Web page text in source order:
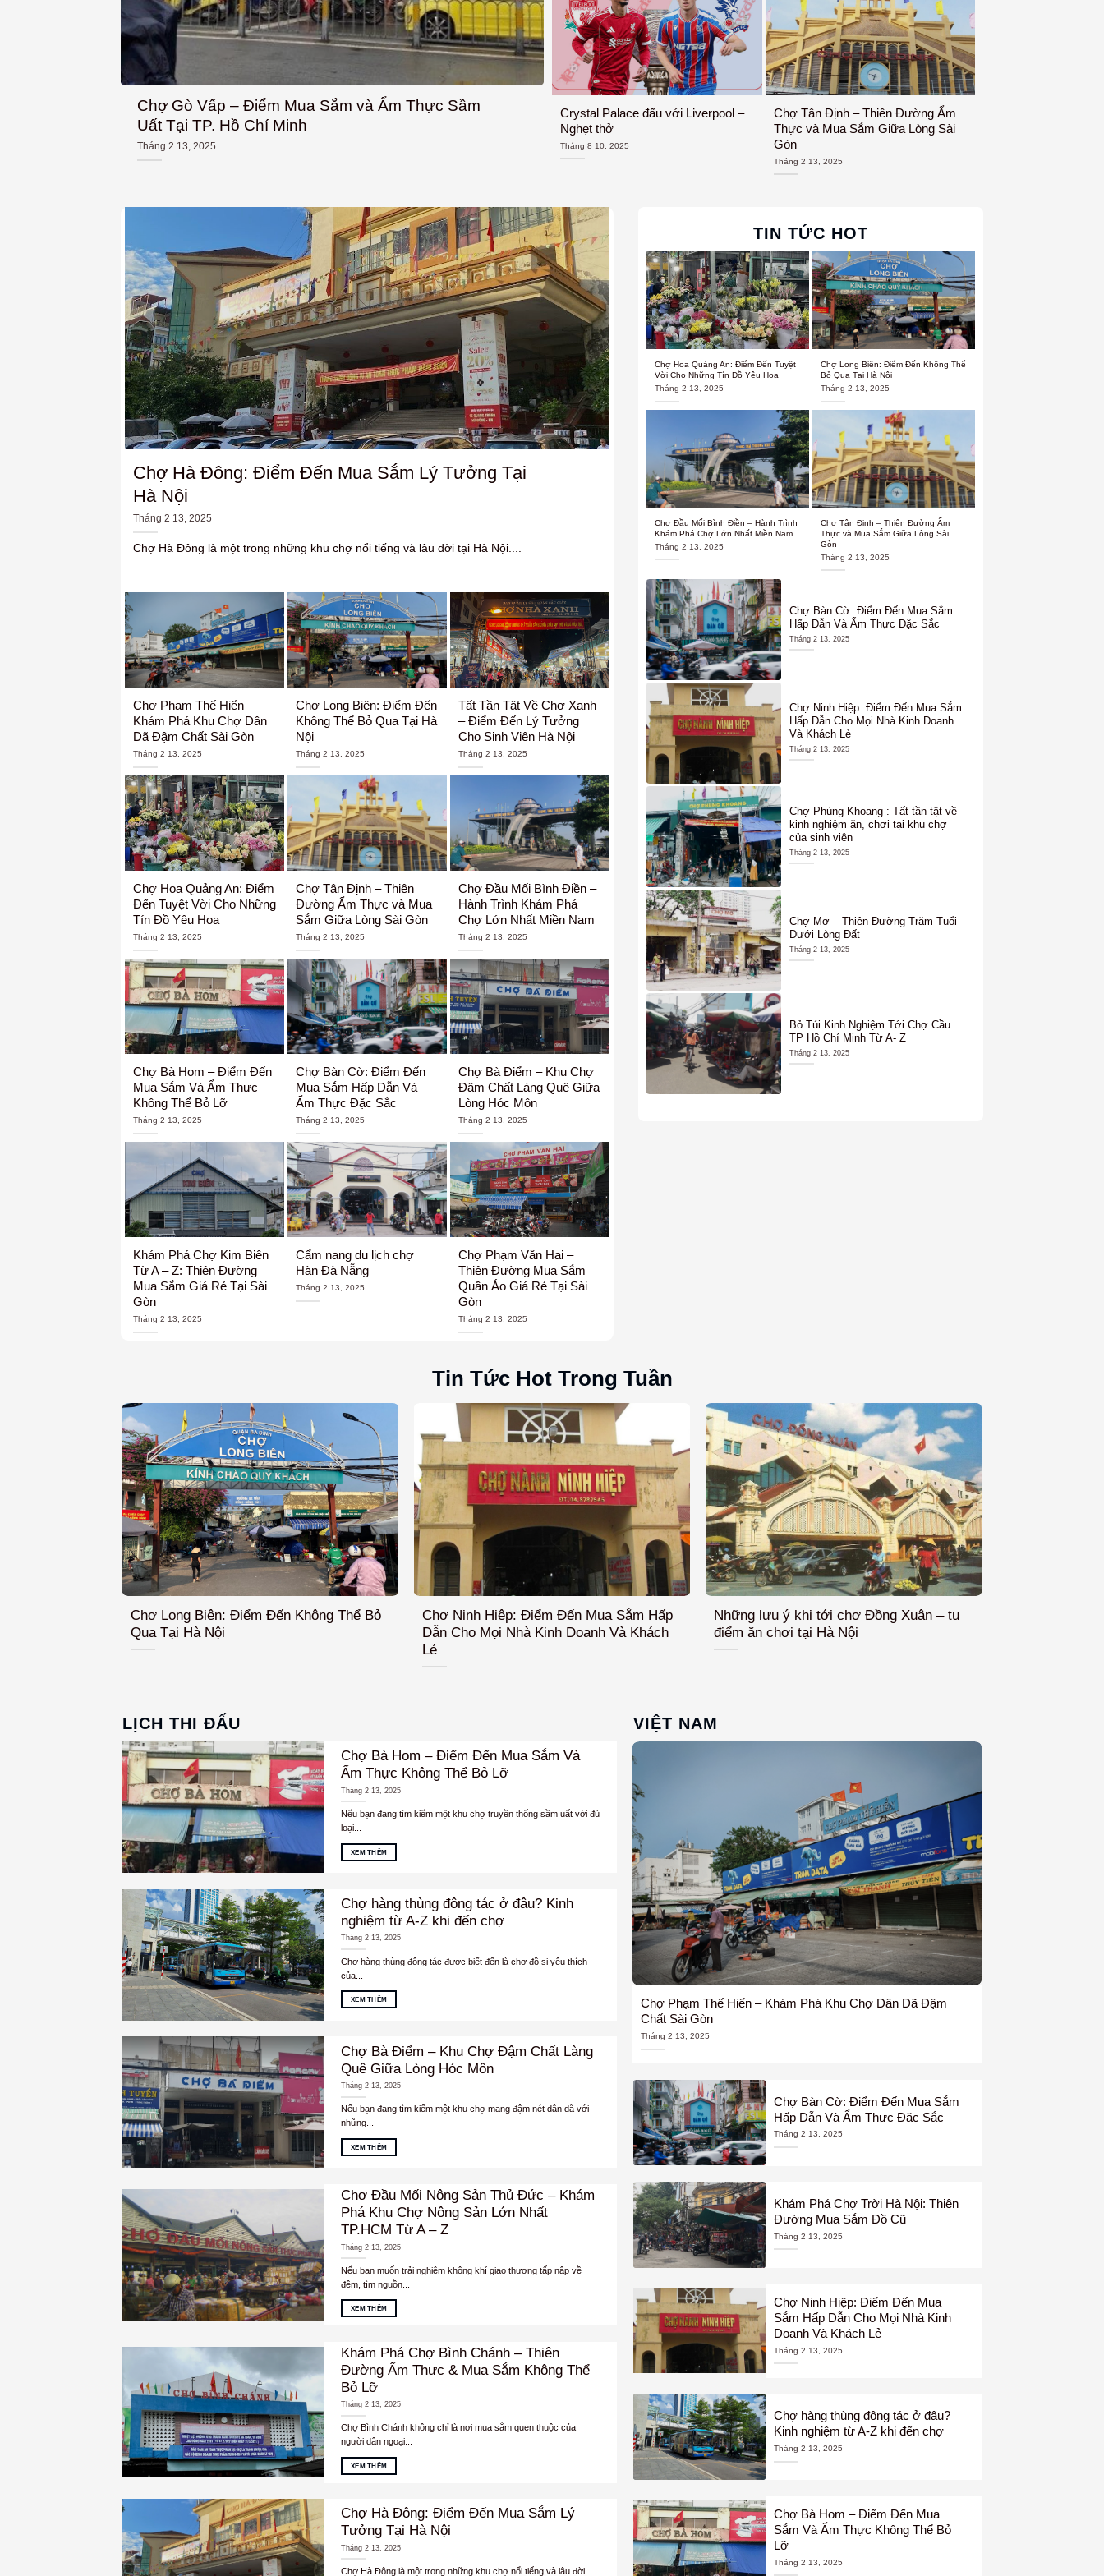
Chợ Gò Vấp – Điểm Mua Sắm và Ẩm Thực Sầm
Uất Tại TP. Hồ Chí Minh
Tháng 2 13, 2025
Crystal Palace đấu với Liverpool –
Nghẹt thở
Tháng 8 10, 2025
Chợ Tân Định – Thiên Đường Ẩm
Thực và Mua Sắm Giữa Lòng Sài
Gòn
Tháng 2 13, 2025
Chợ Hà Đông: Điểm Đến Mua Sắm Lý Tưởng Tại
Hà Nội
Tháng 2 13, 2025
Chợ Hà Đông là một trong những khu chợ nổi tiếng và lâu đời tại Hà Nội....
Chợ Phạm Thế Hiển –
Khám Phá Khu Chợ Dân
Dã Đậm Chất Sài Gòn
Tháng 2 13, 2025
Chợ Long Biên: Điểm Đến
Không Thể Bỏ Qua Tại Hà
Nội
Tháng 2 13, 2025
Tất Tần Tật Về Chợ Xanh
– Điểm Đến Lý Tưởng
Cho Sinh Viên Hà Nội
Tháng 2 13, 2025
Chợ Hoa Quảng An: Điểm
Đến Tuyệt Vời Cho Những
Tín Đồ Yêu Hoa
Tháng 2 13, 2025
Chợ Tân Định – Thiên
Đường Ẩm Thực và Mua
Sắm Giữa Lòng Sài Gòn
Tháng 2 13, 2025
Chợ Đầu Mối Bình Điền –
Hành Trình Khám Phá
Chợ Lớn Nhất Miền Nam
Tháng 2 13, 2025
Chợ Bà Hom – Điểm Đến
Mua Sắm Và Ẩm Thực
Không Thể Bỏ Lỡ
Tháng 2 13, 2025
Chợ Bàn Cờ: Điểm Đến
Mua Sắm Hấp Dẫn Và
Ẩm Thực Đặc Sắc
Tháng 2 13, 2025
Chợ Bà Điểm – Khu Chợ
Đậm Chất Làng Quê Giữa
Lòng Hóc Môn
Tháng 2 13, 2025
Khám Phá Chợ Kim Biên
Từ A – Z: Thiên Đường
Mua Sắm Giá Rẻ Tại Sài
Gòn
Tháng 2 13, 2025
Cẩm nang du lịch chợ
Hàn Đà Nẵng
Tháng 2 13, 2025
Chợ Phạm Văn Hai –
Thiên Đường Mua Sắm
Quần Áo Giá Rẻ Tại Sài
Gòn
Tháng 2 13, 2025
TIN TỨC HOT
Chợ Hoa Quảng An: Điểm Đến Tuyệt
Vời Cho Những Tín Đồ Yêu Hoa
Tháng 2 13, 2025
Chợ Long Biên: Điểm Đến Không Thể
Bỏ Qua Tại Hà Nội
Tháng 2 13, 2025
Chợ Đầu Mối Bình Điền – Hành Trình
Khám Phá Chợ Lớn Nhất Miền Nam
Tháng 2 13, 2025
Chợ Tân Định – Thiên Đường Ẩm
Thực và Mua Sắm Giữa Lòng Sài
Gòn
Tháng 2 13, 2025
Chợ Bàn Cờ: Điểm Đến Mua Sắm
Hấp Dẫn Và Ẩm Thực Đặc Sắc
Tháng 2 13, 2025
Chợ Ninh Hiệp: Điểm Đến Mua Sắm
Hấp Dẫn Cho Mọi Nhà Kinh Doanh
Và Khách Lẻ
Tháng 2 13, 2025
Chợ Phùng Khoang : Tất tần tật về
kinh nghiệm ăn, chơi tại khu chợ
của sinh viên
Tháng 2 13, 2025
Chợ Mơ – Thiên Đường Trăm Tuổi
Dưới Lòng Đất
Tháng 2 13, 2025
Bỏ Túi Kinh Nghiệm Tới Chợ Cầu
TP Hồ Chí Minh Từ A- Z
Tháng 2 13, 2025
Tin Tức Hot Trong Tuần
Chợ Long Biên: Điểm Đến Không Thể Bỏ
Qua Tại Hà Nội
Chợ Ninh Hiệp: Điểm Đến Mua Sắm Hấp
Dẫn Cho Mọi Nhà Kinh Doanh Và Khách
Lẻ
Những lưu ý khi tới chợ Đồng Xuân – tụ
điểm ăn chơi tại Hà Nội
LỊCH THI ĐẤU
Chợ Bà Hom – Điểm Đến Mua Sắm Và
Ẩm Thực Không Thể Bỏ Lỡ
Tháng 2 13, 2025
Nếu bạn đang tìm kiếm một khu chợ truyền thống sầm uất với đủ
loại...
XEM THÊM
Chợ hàng thùng đông tác ở đâu? Kinh
nghiệm từ A-Z khi đến chợ
Tháng 2 13, 2025
Chợ hàng thùng đông tác được biết đến là chợ đồ si yêu thích
của...
XEM THÊM
Chợ Bà Điểm – Khu Chợ Đậm Chất Làng
Quê Giữa Lòng Hóc Môn
Tháng 2 13, 2025
Nếu bạn đang tìm kiếm một khu chợ mang đậm nét dân dã với
những...
XEM THÊM
Chợ Đầu Mối Nông Sản Thủ Đức – Khám
Phá Khu Chợ Nông Sản Lớn Nhất
TP.HCM Từ A – Z
Tháng 2 13, 2025
Nếu bạn muốn trải nghiệm không khí giao thương tấp nập về
đêm, tìm nguồn...
XEM THÊM
Khám Phá Chợ Bình Chánh – Thiên
Đường Ẩm Thực & Mua Sắm Không Thể
Bỏ Lỡ
Tháng 2 13, 2025
Chợ Bình Chánh không chỉ là nơi mua sắm quen thuộc của
người dân ngoại...
XEM THÊM
Chợ Hà Đông: Điểm Đến Mua Sắm Lý
Tưởng Tại Hà Nội
Tháng 2 13, 2025
Chợ Hà Đông là một trong những khu chợ nổi tiếng và lâu đời
VIỆT NAM
Chợ Phạm Thế Hiển – Khám Phá Khu Chợ Dân Dã Đậm
Chất Sài Gòn
Tháng 2 13, 2025
Chợ Bàn Cờ: Điểm Đến Mua Sắm
Hấp Dẫn Và Ẩm Thực Đặc Sắc
Tháng 2 13, 2025
Khám Phá Chợ Trời Hà Nội: Thiên
Đường Mua Sắm Đồ Cũ
Tháng 2 13, 2025
Chợ Ninh Hiệp: Điểm Đến Mua
Sắm Hấp Dẫn Cho Mọi Nhà Kinh
Doanh Và Khách Lẻ
Tháng 2 13, 2025
Chợ hàng thùng đông tác ở đâu?
Kinh nghiệm từ A-Z khi đến chợ
Tháng 2 13, 2025
Chợ Bà Hom – Điểm Đến Mua
Sắm Và Ẩm Thực Không Thể Bỏ
Lỡ
Tháng 2 13, 2025